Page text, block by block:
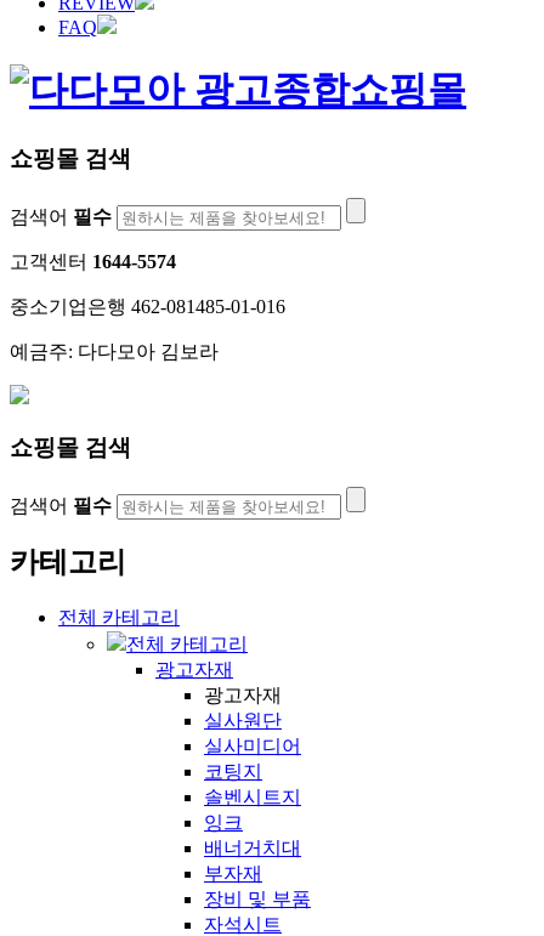
FAQ
쇼핑몰 검색
검색어 필수
고객센터 1644-5574
중소기업은행 462-081485-01-016
예금주: 다다모아 김보라
쇼핑몰 검색
검색어 필수
카테고리
전체 카테고리
전체 카테고리
광고자재
광고자재
실사원단
실사미디어
코팅지
솔벤시트지
잉크
배너거치대
부자재
장비 및 부품
자석시트